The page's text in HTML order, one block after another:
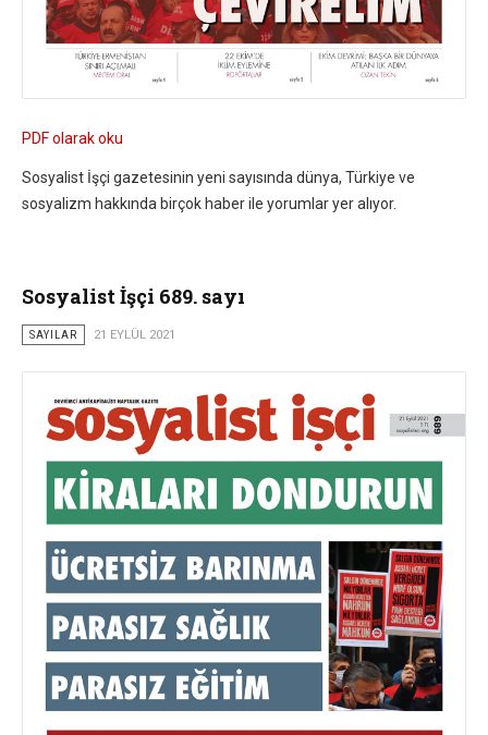
PDF olarak oku
Sosyalist İşçi gazetesinin yeni sayısında dünya, Türkiye ve
sosyalizm hakkında birçok haber ile yorumlar yer alıyor.
Sosyalist İşçi 689. sayı
SAYILAR 21 EYLÜL 2021